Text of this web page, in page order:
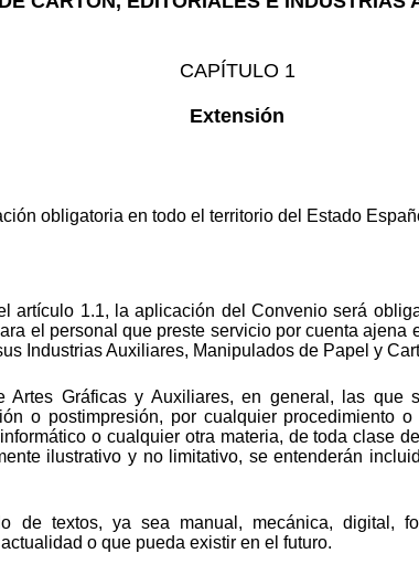
CAPÍTULO 1
Extensión
obligatoria en todo el territorio del Estado
artículo 1.1, la aplicación del Convenio será
el personal que preste servicio por cuenta
Industrias Auxiliares, Manipulados de Papel y
Artes Gráficas y Auxiliares, en general, las que
o postimpresión, por cualquier procedimiento
o cualquier otra materia, de toda clase
ilustrativo y no limitativo, se entenderán
de textos, ya sea manual, mecánica, digital,
o que pueda existir en el futuro.